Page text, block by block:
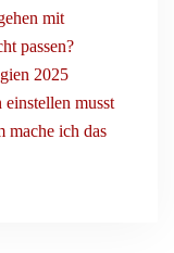
mit
passen?
2025
musst
mache ich das